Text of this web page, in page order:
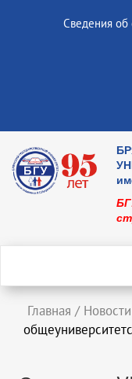
Сведения об
Главная / Новости